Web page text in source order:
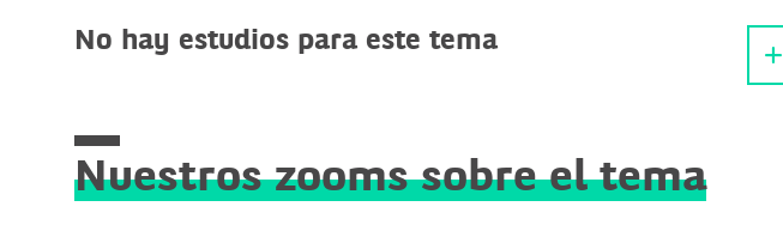
No hay estudios para este tema
Nuestros zooms sobre el tema